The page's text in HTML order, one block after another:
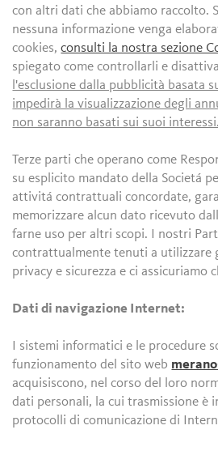
con altri dati che abbiamo raccolto.
nessuna informazione venga
cookies,consulti la nostra sezione
spiegato come controllarli e
l'esclusione dalla pubblicità basata
impedirà la visualizzazione degli
non saranno basati sui suoi interessi.
Terze parti che operano come
su esplicito mandato della Societá
attivitá contrattuali concordate,
memorizzare alcun dato ricevuto
farne uso per altri scopi. I nostri
contrattualmente tenuti a utilizzare
privacy e sicurezza e ci assicuriamo
Dati di navigazione Internet:
I sistemi informatici e le procedure
funzionamento del sito web
acquisiscono, nel corso del loro
dati personali, la cui trasmissione è
protocolli di comunicazione di